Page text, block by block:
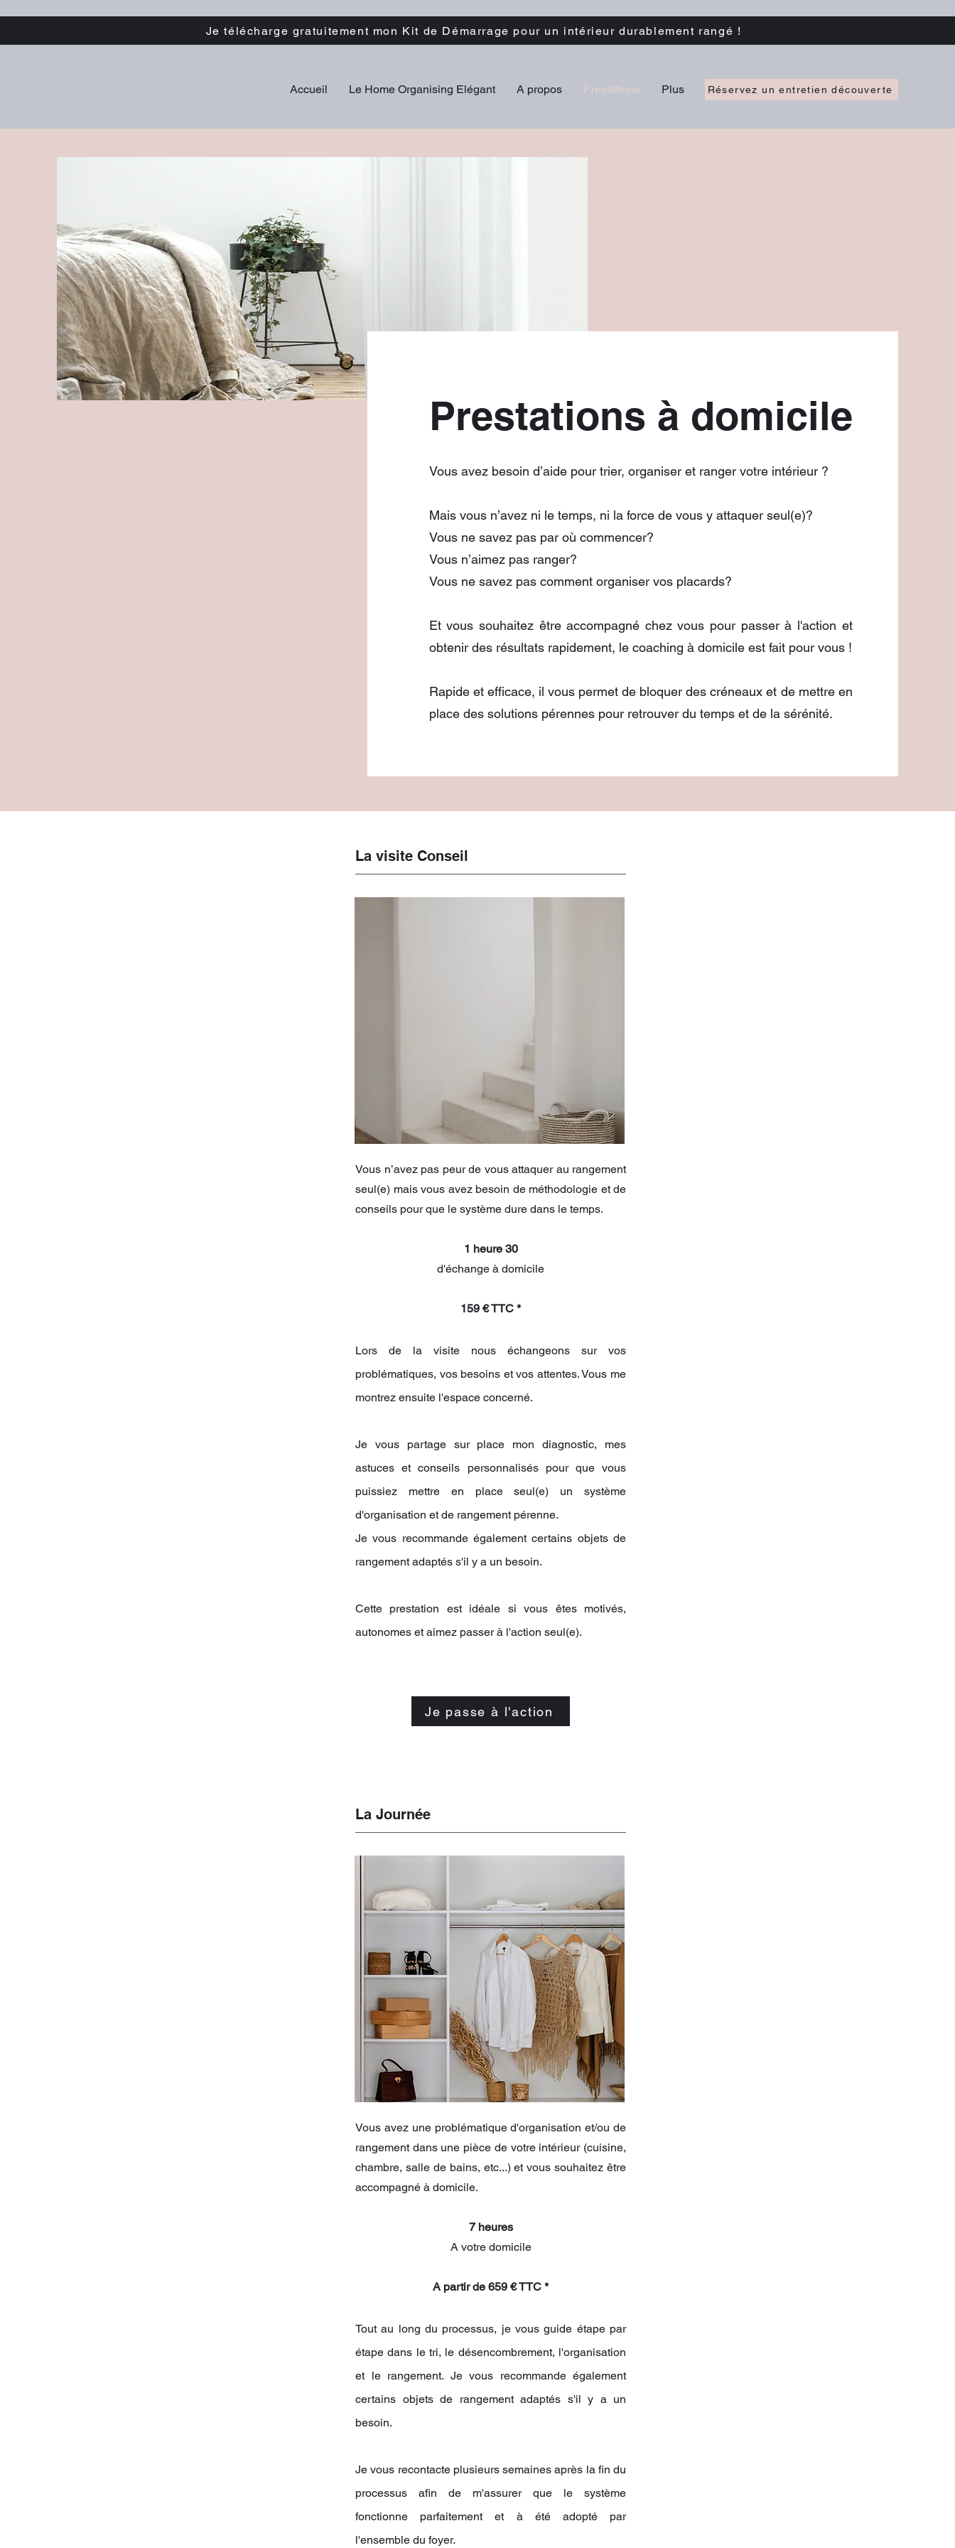
Je télécharge gratuitement mon Kit de Démarrage pour un intérieur durablement rangé !
Accueil Le Home Organising Elégant A propos Prestations Plus Réservez un entretien découverte
Prestations à domicile
Vous avez besoin d’aide pour trier, organiser et ranger votre intérieur ?
Mais vous n’avez ni le temps, ni la force de vous y attaquer seul(e)?
Vous ne savez pas par où commencer?
Vous n’aimez pas ranger?
Vous ne savez pas comment organiser vos placards?
Et vous souhaitez être accompagné chez vous pour passer à l'action et
obtenir des résultats rapidement, le coaching à domicile est fait pour vous !
Rapide et efficace, il vous permet de bloquer des créneaux et de mettre en
place des solutions pérennes pour retrouver du temps et de la sérénité.
La visite Conseil
Vous n’avez pas peur de vous attaquer au rangement
seul(e) mais vous avez besoin de méthodologie et de
conseils pour que le système dure dans le temps.
1 heure 30
d'échange à domicile
159 € TTC *
Lors de la visite nous échangeons sur vos
problématiques, vos besoins et vos attentes.Vous me
montrez ensuite l'espace concerné.
Je vous partage sur place mon diagnostic, mes
astuces et conseils personnalisés pour que vous
puissiez mettre en place seul(e) un système
d'organisation et de rangement pérenne.
Je vous recommande également certains objets de
rangement adaptés s'il y a un besoin.
Cette prestation est idéale si vous êtes motivés,
autonomes et aimez passer à l'action seul(e).
Je passe à l'action
La Journée
Vous avez une problématique d'organisation et/ou de
rangement dans une pièce de votre intérieur (cuisine,
chambre, salle de bains, etc...) et vous souhaitez être
accompagné à domicile.
7 heures
A votre domicile
A partir de 659 € TTC *
Tout au long du processus, je vous guide étape par
étape dans le tri, le désencombrement, l'organisation
et le rangement. Je vous recommande également
certains objets de rangement adaptés s'il y a un
besoin.
Je vous recontacte plusieurs semaines après la fin du
processus afin de m'assurer que le système
fonctionne parfaitement et à été adopté par
l'ensemble du foyer.